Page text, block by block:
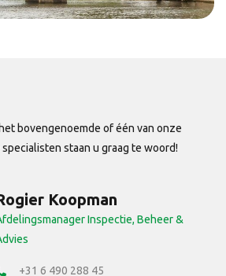
bovengenoemde of één van onze
staan u graag te woord!
Koopman
Inspectie, Beheer &
+31 6 490 288 45